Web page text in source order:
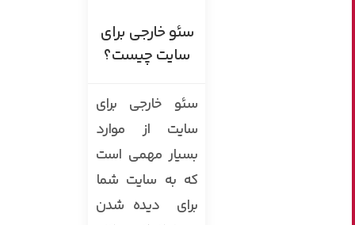
سئو خارجی برای
سایت چیست؟
سئو خارجی برای
سایت از موارد
بسیار مهمی است
که به سایت شما
برای دیده شدن